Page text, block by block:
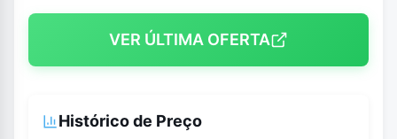
VER ÚLTIMA OFERTA
Histórico de Preço